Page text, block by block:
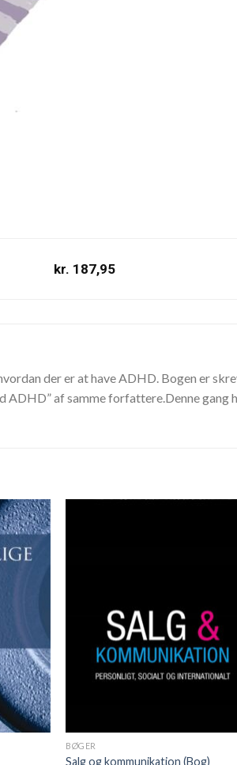
kr. 187,95
der er at have ADHD. Bogen er
af samme forfattere.Denne gang
BØGER
Salg og kommunikation (Bog)